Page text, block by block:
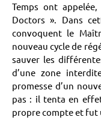
Temps ont
Doctors ». Dans
convoquent le
nouveau cycle de
sauver les
d’une zone
promesse d’un
pas : il tenta en
propre compte et fut